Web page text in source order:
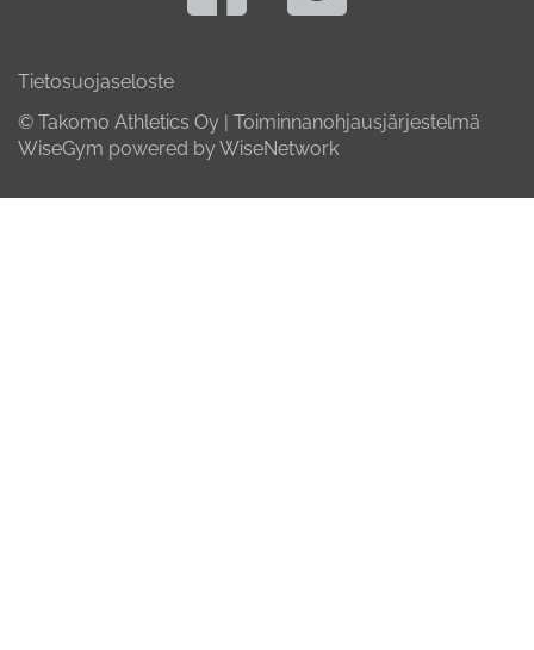
Tietosuojaseloste
© Takomo Athletics Oy | Toiminnanohjausjärjestelmä
WiseGym powered by WiseNetwork